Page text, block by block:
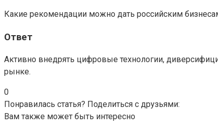
Какие рекомендации можно дать российским
Ответ
Активно внедрять цифровые технологии,
рынке.
0
Понравилась статья? Поделиться с друзьями:
Вам также может быть интересно